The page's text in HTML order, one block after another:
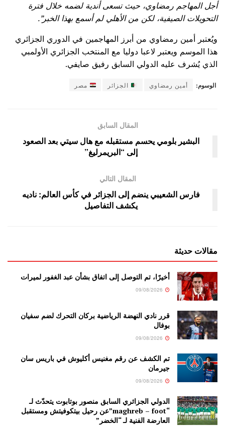
أجل المهاجم رمضاوي، حيث تسعى أندية لضمه خلال فترة
التحويلات الصيفية، لكن من الأهلي لم أسمع بهذا الخبر”.
ويُعتبر أمين رمضاوي من أبرز المهاجمين في الدوري الجزائري
هذا الموسم ويعتبر لاعبا دوليا مع المنتخب الجزائري الأولمبي
الذي يُشرف عليه الدولي السابق رفيق صايفي.
الوسوم: أمين رمضاوي الجزائر مصر
المقال السابق
البشير بلومي يحسم مستقبله مع هال سيتي بعد الصعود
إلى “البريمرليغ”
المقال التالي
فارس الشعيبي ينضم إلى الجزائر في كأس العالم: ناديه
يكشف التفاصيل
مقالات حديثة
أخيرًا، تم التوصل إلى اتفاق بشأن عبد الغفور لميرات
قرر نادي النهضة الرياضية بركان التحرك لضم سفيان
بوفال
تم الكشف عن رقم مغنيس أكليوش في باريس سان
جيرمان
الدولي الجزائري السابق منصور بوتابوت يتحدّث لـ
“maghreb – foot”عن رحيل بيتكوفيتش ومستقبل
العارضة الفنية لـ “الخضر”